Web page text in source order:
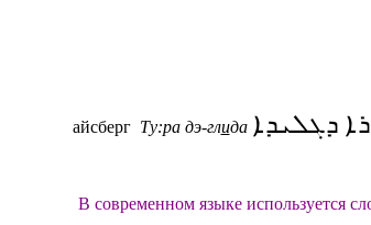
айсберг Ту:ра дэ-глида ܕܓܠܝܕܐ
В современном языке используется